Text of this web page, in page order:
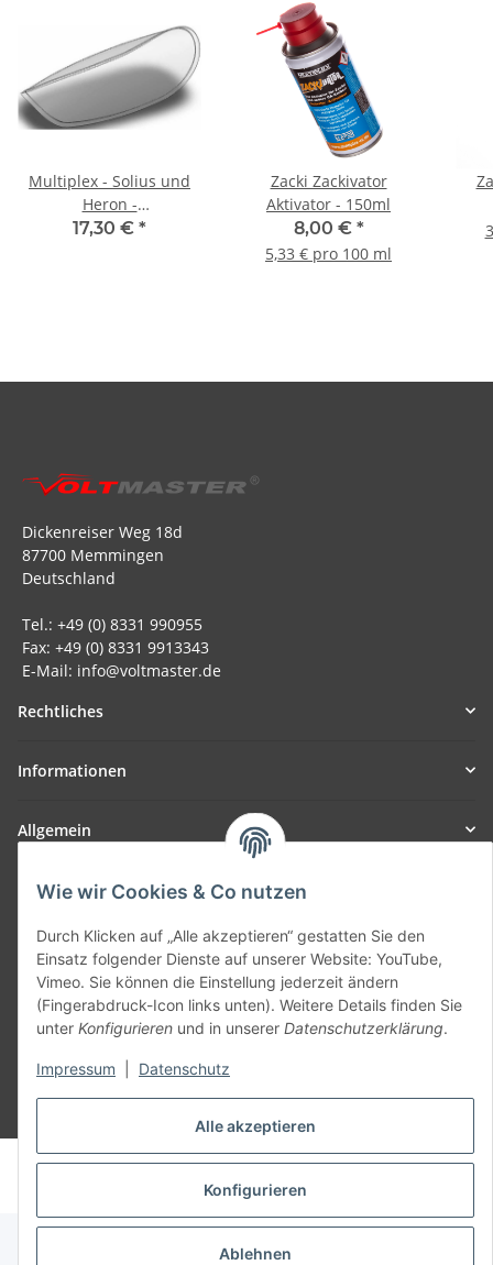
Alle akzeptieren
Konfigurieren
Ablehnen
Wie wir Cookies & Co nutzen
Durch Klicken auf „Alle akzeptieren“ gestatten Sie den
Einsatz folgender Dienste auf unserer Website: YouTube,
Vimeo. Sie können die Einstellung jederzeit ändern
(Fingerabdruck-Icon links unten). Weitere Details finden Sie
unter Konfigurieren und in unserer Datenschutzerklärung.
Impressum Datenschutz
Multiplex - Solius und
Heron -
Kabinenhaubenglas
17,30 € *
Zacki Zackivator
Aktivator - 150ml
8,00 € *
5,33 € pro 100 ml
Dickenreiser Weg 18d
87700 Memmingen
Deutschland
Tel.: +49 (0) 8331 990955
Fax: +49 (0) 8331 9913343
E-Mail: info@voltmaster.de
Rechtliches
Informationen
Allgemein
Teil unseres Netzwerks:
Vertrag widerrufen
© voltmaster.de
Powered byJTL-Shop